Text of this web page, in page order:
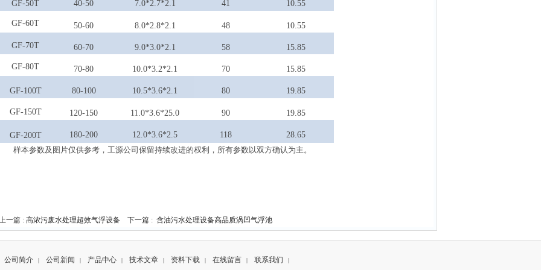
GF-50T 40-50 7.0*2.7*2.1 41 10.55
GF-60T 50-60 8.0*2.8*2.1 48 10.55
GF-70T 60-70 9.0*3.0*2.1 58 15.85
GF-80T 70-80 10.0*3.2*2.1 70 15.85
GF-100T 80-100 10.5*3.6*2.1 80 19.85
GF-150T 120-150 11.0*3.6*25.0 90 19.85
GF-200T 180-200 12.0*3.6*2.5 118
28.65
样本参数及图片仅供参考，工源公司保留持续改进的权利，所有参数以双方确认为主。
一篇 : 高浓污废水处理超效气浮设备 下一篇 : 含油污水处理设备高品质涡凹气浮池
公司简介 | 公司新闻 | 产品中心 | 技术文章 | 资料下载 | 在线留言 | 联系我们 |